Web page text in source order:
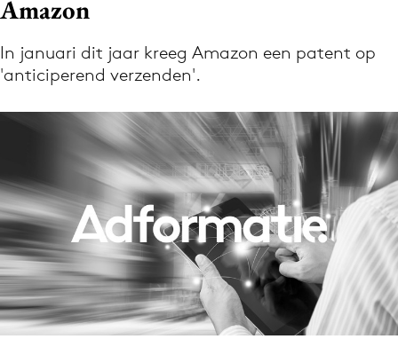
Volg het laatste nieuws via de Adformatie
Nieuws app
Menu
Home
9 sept: GenAI-training
12 nov: MarketingLive!
Adverteren
Amazon
In januari dit jaar kreeg Amazon een patent op
'anticiperend verzenden'.